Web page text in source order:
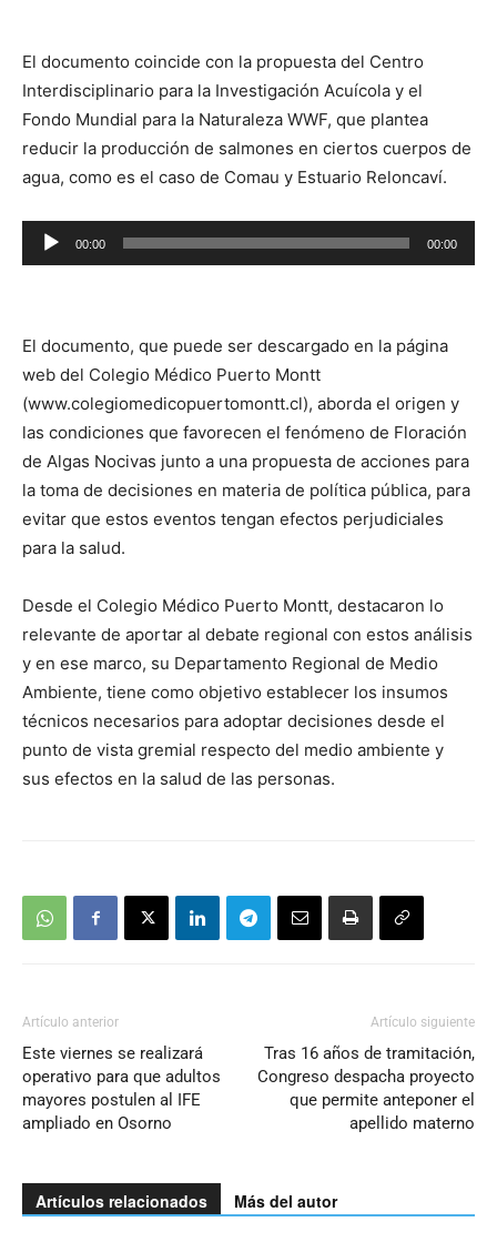
El documento coincide con la propuesta del Centro
Interdisciplinario para la Investigación Acuícola y el
Fondo Mundial para la Naturaleza WWF, que plantea
reducir la producción de salmones en ciertos cuerpos de
agua, como es el caso de Comau y Estuario Reloncaví.
Reproductor
de
00:00 00:00
El documento, que puede ser descargado en la página
web del Colegio Médico Puerto Montt
(www.colegiomedicopuertomontt.cl), aborda el origen y
las condiciones que favorecen el fenómeno de Floración
de Algas Nocivas junto a una propuesta de acciones para
la toma de decisiones en materia de política pública, para
evitar que estos eventos tengan efectos perjudiciales
para la salud.
Desde el Colegio Médico Puerto Montt, destacaron lo
relevante de aportar al debate regional con estos análisis
y en ese marco, su Departamento Regional de Medio
Ambiente, tiene como objetivo establecer los insumos
técnicos necesarios para adoptar decisiones desde el
punto de vista gremial respecto del medio ambiente y
sus efectos en la salud de las personas.
Artículo anterior
Este viernes se realizará
operativo para que adultos
mayores postulen al IFE
ampliado en Osorno
Artículo siguiente
Tras 16 años de tramitación,
Congreso despacha proyecto
que permite anteponer el
apellido materno
Artículos relacionados Más del autor